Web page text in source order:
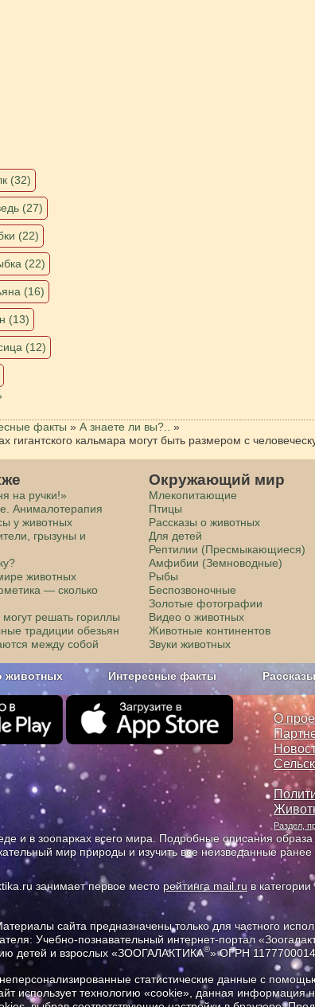
(32)
(27)
(22)
(22)
(16)
(13)
(12)
факты » А знаете ли вы?..
»
гигантского кальмара могут быть размером с
на ручки!»
Анималотерапия
у животных
грызуны и
животных
— сколько
решать гориллы
традиции обезьян
между собой
Окружающий мир
Млекопитающие
Птицы
Рассказы о животных
Для детей
Рептилии (Пресмыкающиеся)
Амфибии (Земноводные)
Рыбы
Беспозвоночные
Золотые фотографии
Видео о животных
Животные континентов
Звуки животных
животных Интересные факты
и без рекламы О
О
Раздел,
и в зоопарках всего мира. Подробные описания
мир природы и изучить все неизведанные
занимает первое место рейтинга mail.ru в
сайта предназначены только для частного
Учебно-познавательный интернет-портал
детей и взрослых «ЗООГАЛАКТИКА®» ОГРН
статистические данные с
использует технологию «cookie», данная